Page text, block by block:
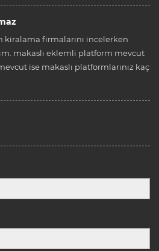
kiralama firmalarını incelerken
makaslı eklemli platform mevcut
ise makaslı platformlarınız kaç